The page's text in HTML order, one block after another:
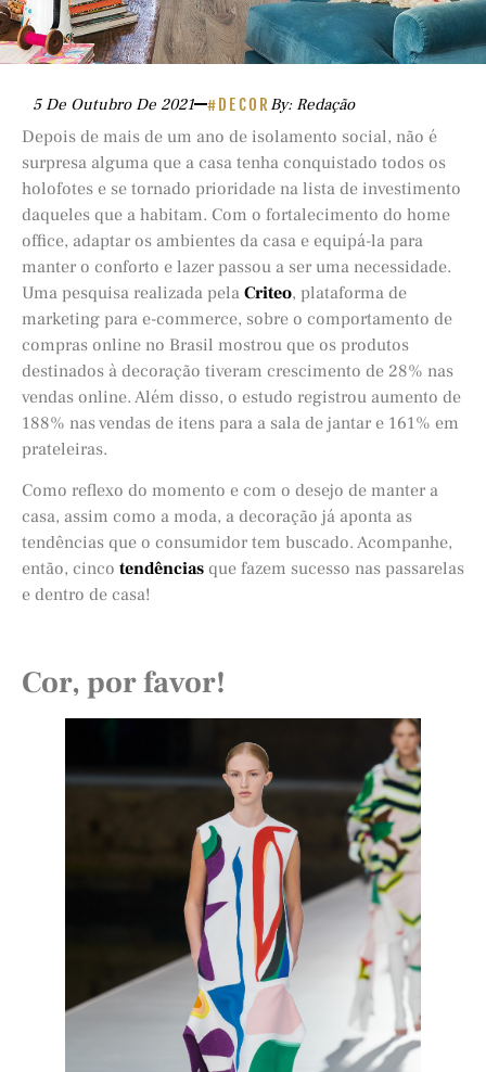
5 De Outubro De 2021 #DECORBy: Redação
Depois de mais de um ano de isolamento social, não é
surpresa alguma que a casa tenha conquistado todos os
holofotes e se tornado prioridade na lista de investimento
daqueles que a habitam. Com o fortalecimento do home
office, adaptar os ambientes da casa e equipá-la para
manter o conforto e lazer passou a ser uma necessidade.
Uma pesquisa realizada pela Criteo, plataforma de
marketing para e-commerce, sobre o comportamento de
compras online no Brasil mostrou que os produtos
destinados à decoração tiveram crescimento de 28% nas
vendas online. Além disso, o estudo registrou aumento de
188% nas vendas de itens para a sala de jantar e 161% em
prateleiras.
Como reflexo do momento e com o desejo de manter a
casa, assim como a moda, a decoração já aponta as
tendências que o consumidor tem buscado. Acompanhe,
então, cinco tendências que fazem sucesso nas passarelas
e dentro de casa!
Cor, por favor!